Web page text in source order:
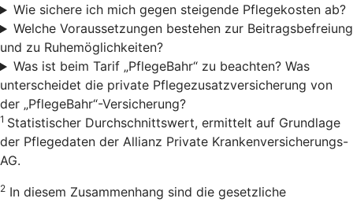
Wie sichere ich mich gegen steigende Pflegekosten ab?
Welche Voraussetzungen bestehen zur Beitragsbefreiung
und zu Ruhemöglichkeiten?
Was ist beim Tarif „PflegeBahr“ zu beachten? Was
unterscheidet die private Pflegezusatzversicherung von
der „PflegeBahr“-Versicherung?
1 Statistischer Durchschnittswert, ermittelt auf Grundlage
der Pflegedaten der Allianz Private Krankenversicherungs-
AG.
2 In diesem Zusammenhang sind die gesetzliche